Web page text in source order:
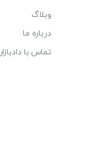
وبلاگ
درباره ما
تماس با دادبازار